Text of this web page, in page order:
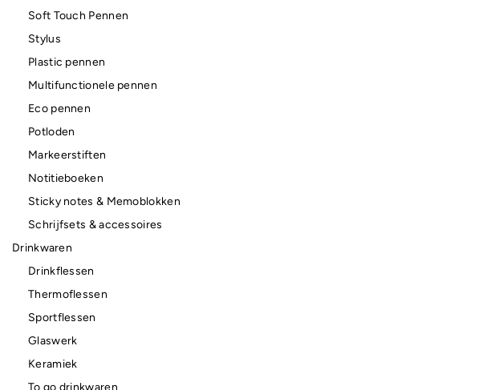
Soft Touch Pennen
Stylus
Plastic pennen
Multifunctionele pennen
Eco pennen
Potloden
Markeerstiften
Notitieboeken
Sticky notes & Memoblokken
Schrijfsets & accessoires
Drinkwaren
Drinkflessen
Thermoflessen
Sportflessen
Glaswerk
Keramiek
To go drinkwaren